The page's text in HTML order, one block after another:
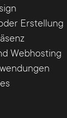
Erstellung
Webhosting